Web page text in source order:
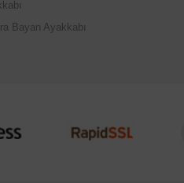
Bayan Ayakkabı